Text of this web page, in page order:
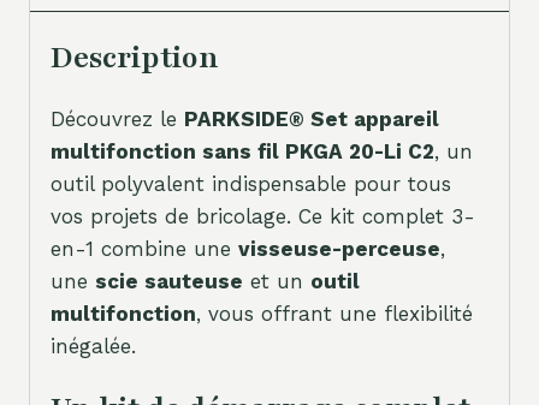
Description
Découvrez le PARKSIDE® Set appareil
multifonction sans fil PKGA 20-Li C2, un
outil polyvalent indispensable pour tous
vos projets de bricolage. Ce kit complet 3-
en-1 combine une visseuse-perceuse,
une scie sauteuse et un outil
multifonction, vous offrant une flexibilité
inégalée.